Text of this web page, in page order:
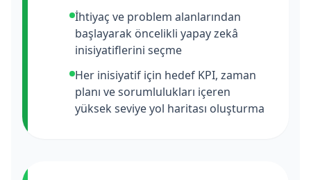
İhtiyaç ve problem alanlarından
başlayarak öncelikli yapay zekâ
inisiyatiflerini seçme
Her inisiyatif için hedef KPI, zaman
planı ve sorumlulukları içeren
yüksek seviye yol haritası oluşturma